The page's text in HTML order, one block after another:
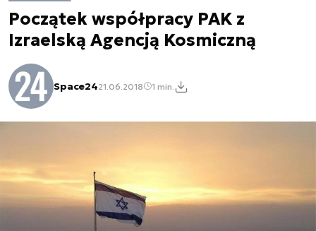
Początek współpracy PAK z
Izraelską Agencją Kosmiczną
Space2421.06.2018 1 min.